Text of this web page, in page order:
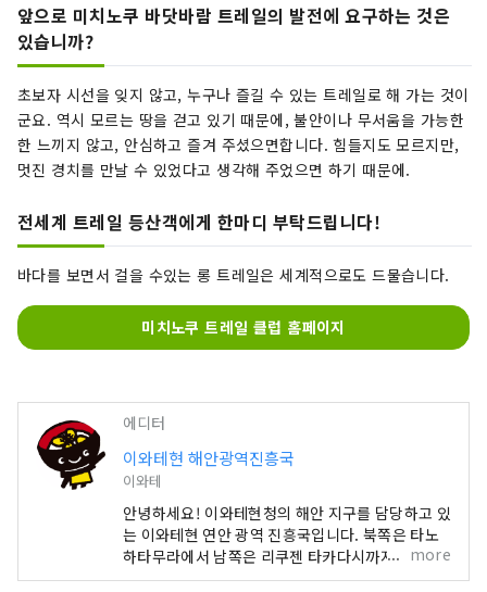
앞으로 미치노쿠 바닷바람 트레일의 발전에 요구하는 것은
있습니까?
초보자 시선을 잊지 않고, 누구나 즐길 수 있는 트레일로 해 가는 것이
군요. 역시 모르는 땅을 걷고 있기 때문에, 불안이나 무서움을 가능한
한 느끼지 않고, 안심하고 즐겨 주셨으면합니다. 힘들지도 모르지만,
멋진 경치를 만날 수 있었다고 생각해 주었으면 하기 때문에.
전세계 트레일 등산객에게 한마디 부탁드립니다!
바다를 보면서 걸을 수있는 롱 트레일은 세계적으로도 드물습니다.
미치노쿠 트레일 클럽 홈페이지
에디터
이와테현 해안광역진흥국
이와테
안녕하세요! 이와테현청의 해안 지구를 담당하고 있
는 이와테현 연안 광역 진흥국입니다. 북쪽은 타노
하타무라에서 남쪽은 리쿠젠 타카다시까지의 연안
13시읍면을 담당하고 있습니다. 2011년 3월 11일,
more